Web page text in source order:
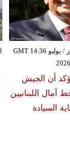
الخميس ,30 تموز / يوليو GMT 14:36
2026
أن الجيش
آمال اللبنانيين
السيادة